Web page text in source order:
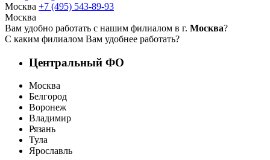
Москва +7 (495) 543-89-93
Москва
Вам удобно работать с нашим филиалом в г. Москва?
С каким филиалом Вам удобнее работать?
Центральный ФО
Москва
Белгород
Воронеж
Владимир
Рязань
Тула
Ярославль